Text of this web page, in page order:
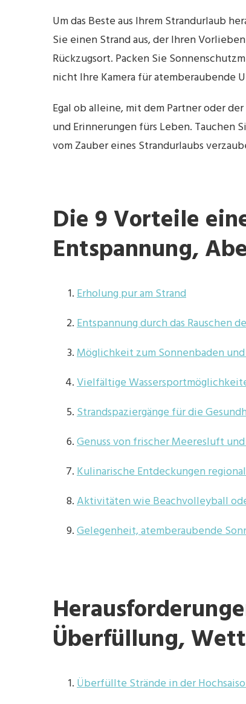
Um das Beste aus Ihrem Strandurlaub
Sie einen Strand aus, der Ihren
Rückzugsort. Packen Sie
nicht Ihre Kamera für atemberaubende
Egal ob alleine, mit dem Partner oder
und Erinnerungen fürs Leben. Tauchen
vom Zauber eines Strandurlaubs
Die 9 Vorteile
Entspannung,
Erholung pur am Strand
Entspannung durch das Rauschen
Möglichkeit zum Sonnenbaden
Vielfältige
Strandspaziergänge für die
Genuss von frischer Meeresluft
Kulinarische Entdeckungen
Aktivitäten wie Beachvolleyball
Gelegenheit, atemberaubende
Überfüllung,
Überfüllte Strände in der